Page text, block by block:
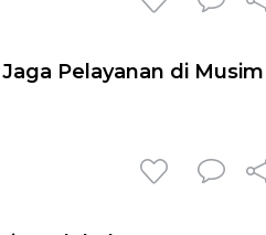
Pelayanan di Musim